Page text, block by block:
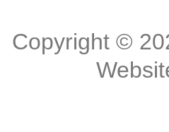
Copyright ©